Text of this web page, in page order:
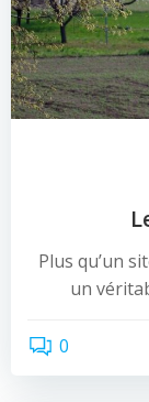
Plus qu’un
un
0